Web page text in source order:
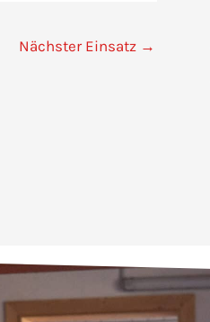
Nächster Einsatz →